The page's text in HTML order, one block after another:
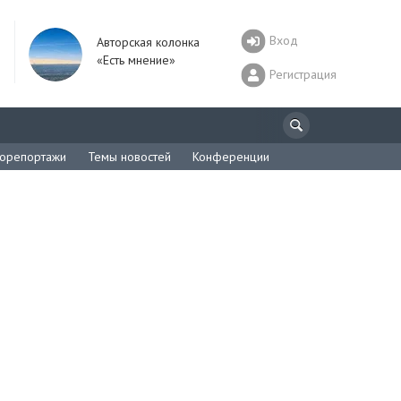
Авторская колонка
«Есть мнение»
Вход
Регистрация
Темы новостей Конференции